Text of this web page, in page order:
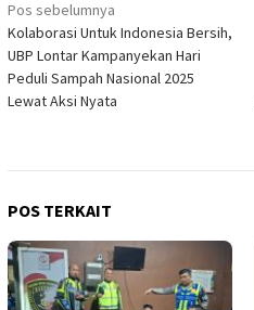
Navigasi
pos
Pos sebelumnya
Kolaborasi Untuk Indonesia Bersih,
UBP Lontar Kampanyekan Hari
Peduli Sampah Nasional 2025
Lewat Aksi Nyata
POS TERKAIT